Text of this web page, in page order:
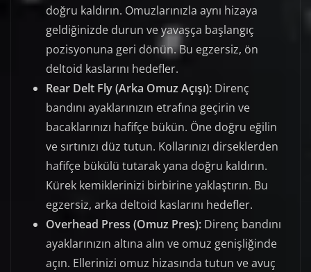
doğru kaldırın. Omuzlarınızla aynı hizaya
geldiğinizde durun ve yavaşça başlangıç
pozisyonuna geri dönün. Bu egzersiz, ön
deltoid kaslarını hedefler.
Rear Delt Fly (Arka Omuz Açışı): Direnç
bandını ayaklarınızın etrafına geçirin ve
bacaklarınızı hafifçe bükün. Öne doğru eğilin
ve sırtınızı düz tutun. Kollarınızı dirseklerden
hafifçe bükülü tutarak yana doğru kaldırın.
Kürek kemiklerinizi birbirine yaklaştırın. Bu
egzersiz, arka deltoid kaslarını hedefler.
Overhead Press (Omuz Pres): Direnç bandını
ayaklarınızın altına alın ve omuz genişliğinde
açın. Ellerinizi omuz hizasında tutun ve avuç